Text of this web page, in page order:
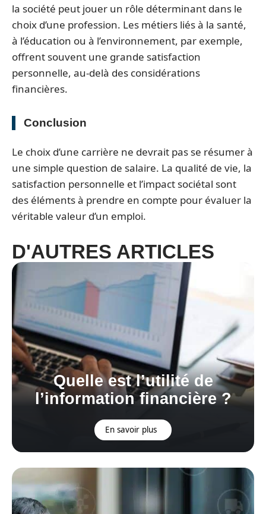
la société peut jouer un rôle déterminant dans le
choix d’une profession. Les métiers liés à la santé,
à l’éducation ou à l’environnement, par exemple,
offrent souvent une grande satisfaction
personnelle, au-delà des considérations
financières.
Conclusion
Le choix d’une carrière ne devrait pas se résumer à
une simple question de salaire. La qualité de vie, la
satisfaction personnelle et l’impact sociétal sont
des éléments à prendre en compte pour évaluer la
véritable valeur d’un emploi.
D'AUTRES ARTICLES
Quelle est l’utilité de
l’information financière ?
En savoir plus